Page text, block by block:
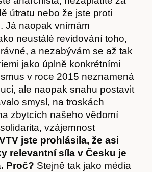
Akce
útratu nebo že jste proti
Já naopak vnímám
neustálé revidování toho,
a nezabývám se až tak
jako úplně konkrétními
v roce 2015 neznamená
ale naopak snahu postavit
smysl, na troskách
zbytcích našeho vědomí
vzájemnost
jste prohlásila, že asi
relevantní síla v Česku je
Proč? Stejně tak jako média